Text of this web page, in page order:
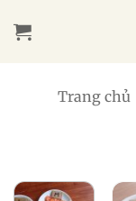
qua
Trang chủ